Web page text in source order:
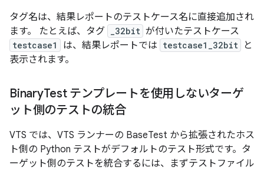
タグ名は、結果レポートのテストケース名に直接追加され
ます。 たとえば、タグ
_32bit が付いたテストケース
testcase1 は、結果レポートでは testcase1_32bit
と
表示されます。
BinaryTest テンプレートを使用しないターゲ
ット側のテストの統合
VTS では、VTS ランナーの BaseTest から拡張されたホス
ト側の Python テストがデフォルトのテスト形式です。タ
ーゲット側のテストを統合するには、まずテストファイル